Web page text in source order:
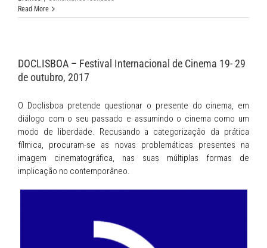
Narrativa,
–
Read More
DOCLISBOA – Festival Internacional de Cinema 19- 29
de outubro, 2017
O Doclisboa pretende questionar o presente do cinema, em
diálogo com o seu passado e assumindo o cinema como um
modo de liberdade. Recusando a categorização da prática
fílmica, procuram-se as novas problemáticas presentes na
imagem cinematográfica, nas suas múltiplas formas de
implicação no contemporâneo.